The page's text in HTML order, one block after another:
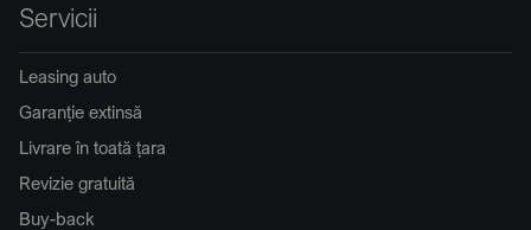
Servicii
Leasing auto
Garanție extinsă
Livrare în toată țara
Revizie gratuită
Buy-back